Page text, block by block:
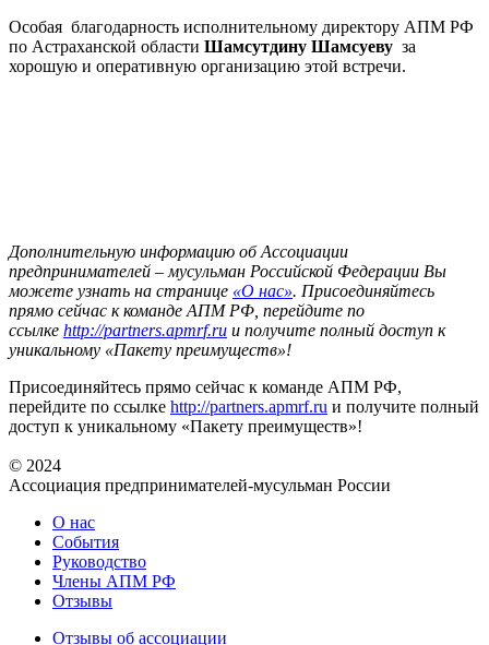
Особая благодарность исполнительному директору АПМ РФ
по Астраханской области Шамсутдину Шамсуеву за
хорошую и оперативную организацию этой встречи.
Дополнительную информацию об Ассоциации
предпринимателей – мусульман Российской Федерации Вы
можете узнать на странице «О нас». Присоединяйтесь
прямо сейчас к команде АПМ РФ, перейдите по
ссылке http://partners.apmrf.ru и получите полный доступ к
уникальному «Пакету преимуществ»!
Присоединяйтесь прямо сейчас к команде АПМ РФ,
перейдите по ссылке http://partners.apmrf.ru и получите полный
доступ к уникальному «Пакету преимуществ»!
© 2024
Ассоциация предпринимателей-мусульман России
О нас
События
Руководство
Члены АПМ РФ
Отзывы
Отзывы об ассоциации